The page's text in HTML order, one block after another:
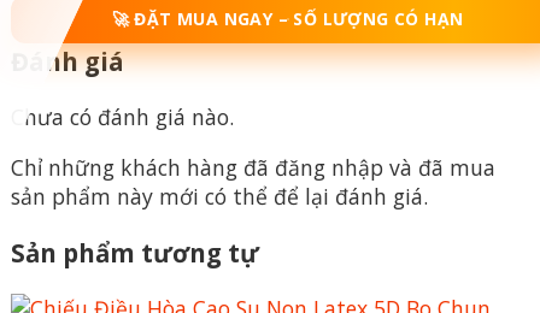
🚀 ĐẶT MUA NGAY – SỐ LƯỢNG CÓ HẠN
Đánh giá
Chưa có đánh giá nào.
Chỉ những khách hàng đã đăng nhập và đã mua
sản phẩm này mới có thể để lại đánh giá.
Sản phẩm tương tự